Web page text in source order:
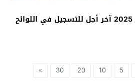
وزارة الداخلية: 31 دجنبر 2025 آخر أجل للتسجيل في اللوائح
5
10
20
30
»